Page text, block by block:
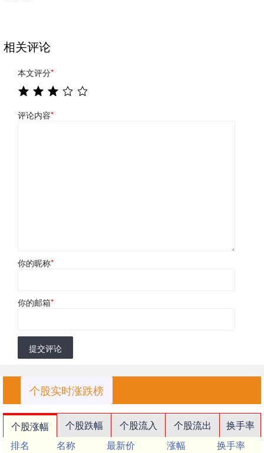
相关评论
本文评分*
评论内容*
你的昵称*
你的邮箱*
提交评论
个股实时涨跌榜
个股涨幅 个股跌幅 个股流入 个股流出
换手率
排名
名称 最新价 涨幅
换手率